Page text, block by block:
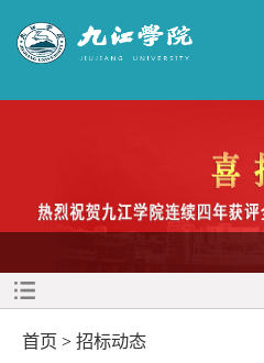
首页 > 招标动态